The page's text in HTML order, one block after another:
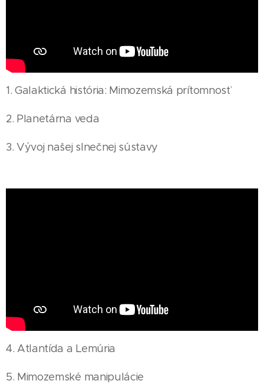
1. Galaktická história: Mimozemská prítomnosť
2. Planetárna veda
3. Vývoj našej slnečnej sústavy
4. Atlantída a Lemúria
5. Mimozemské manipulácie